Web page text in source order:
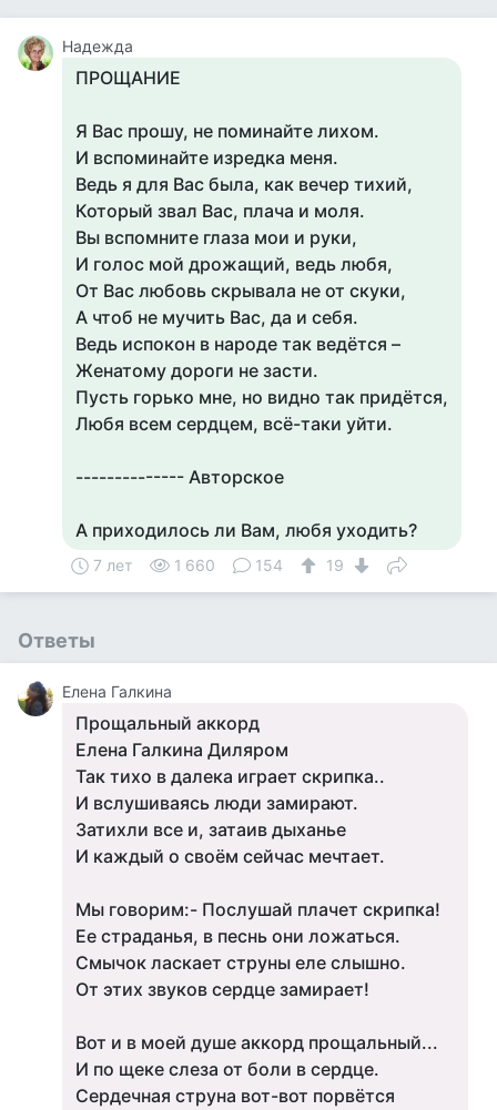
Надежда
ПРОЩАНИЕ
Я Вас прошу, не поминайте лихом.
И вспоминайте изредка меня.
Ведь я для Вас была, как вечер тихий,
Который звал Вас, плача и моля.
Вы вспомните глаза мои и руки,
И голос мой дрожащий, ведь любя,
От Вас любовь скрывала не от скуки,
А чтоб не мучить Вас, да и себя.
Ведь испокон в народе так ведётся –
Женатому дороги не засти.
Пусть горько мне, но видно так придётся,
Любя всем сердцем, всё-таки уйти.
-------------- Авторское
А приходилось ли Вам, любя уходить?
7 лет 1 660 154 19
Ответы
Елена Галкина
Прощальный аккорд
Елена Галкина Диляром
Так тихо в далека играет скрипка..
И вслушиваясь люди замирают.
Затихли все и, затаив дыханье
И каждый о своём сейчас мечтает.
Мы говорим:- Послушай плачет скрипка!
Ее страданья, в песнь они ложаться.
Смычок ласкает струны еле слышно.
От этих звуков сердце замирает!
Вот и в моей душе аккорд прощальный...
И по щеке слеза от боли в сердце.
Сердечная струна вот-вот порвётся